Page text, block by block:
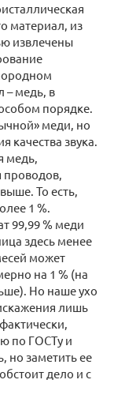
материал, из
извлечены
– медь, в
порядке.
меди, но
качества звука.
медь,
проводов,
То есть,
1 %.
99,99 % меди
здесь менее
может
на 1 % (на
Но наше ухо
лишь
по ГОСТу и
но заметить ее
дело и с